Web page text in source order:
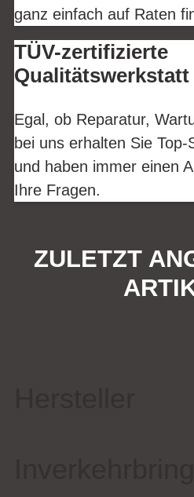
ganz einfach auf Raten
TÜV-zertifizierte
Qualitätswerkstatt
Egal, ob Reparatur,
bei uns erhalten Sie Top-
und haben immer einen
Ihre Fragen.
ZULETZT